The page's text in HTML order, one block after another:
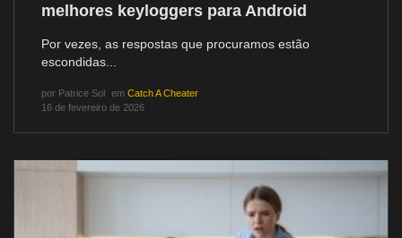
melhores keyloggers para Android
Por vezes, as respostas que procuramos estão
escondidas...
por Patrice Sol em Catch A Cheater
16 de fevereiro de 2026